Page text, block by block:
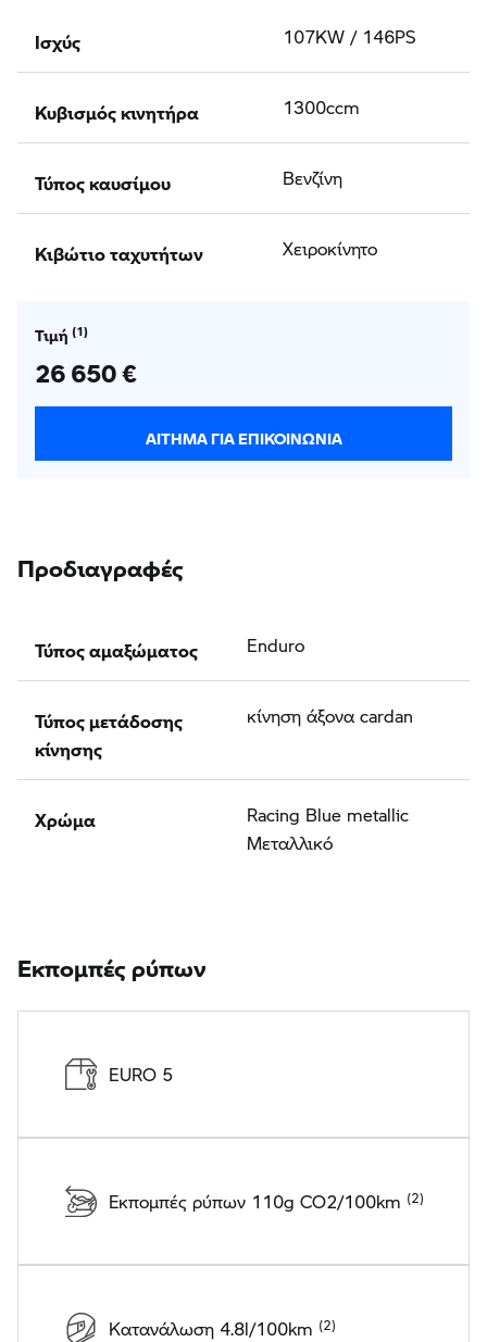
Ισχύς 107KW / 146PS
Κυβισμός κινητήρα 1300ccm
Τύπος καυσίμου Βενζίνη
Κιβώτιο ταχυτήτων Χειροκίνητο
Τιμή
26 650 €
ΑΊΤΗΜΑ ΓΙΑ ΕΠΙΚΟΙΝΩΝΊΑ
Προδιαγραφές
Τύπος αμαξώματος Enduro
Τύπος μετάδοσης
κίνησης
κίνηση άξονα cardan
Χρώμα
Racing Blue metallic
Μεταλλικό
Εκπομπές ρύπων
EURO 5
Εκπομπές ρύπων 110g CO2/100km
Κατανάλωση 4.8l/100km